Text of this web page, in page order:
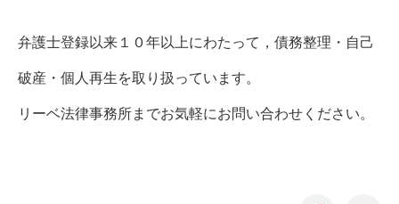
弁護士登録以来１０年以上にわたって，債務整理・自己
破産・個人再生を取り扱っています。
リーベ法律事務所までお気軽にお問い合わせください。